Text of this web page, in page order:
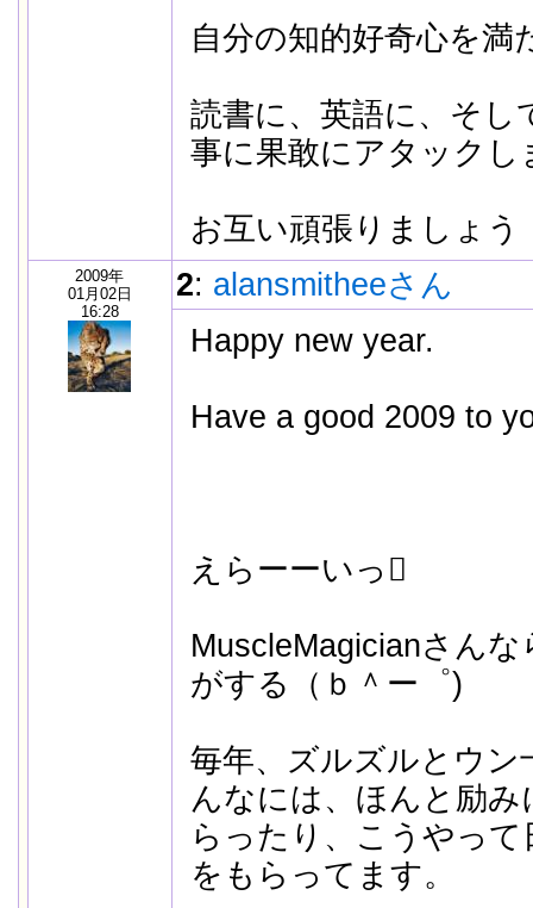
自分の知的好奇心を満
読書に、英語に、そし
事に果敢にアタックし
お互い頑張りましょう
2009年
01月02日
16:28
2: alansmitheeさん
Happy new year.
Have a good 2009 to
えらーーいっ
MuscleMagicianさん
がする（ｂ＾ー゜)
毎年、ズルズルとウン
んなには、ほんと励
らったり、こうやっ
をもらってます。